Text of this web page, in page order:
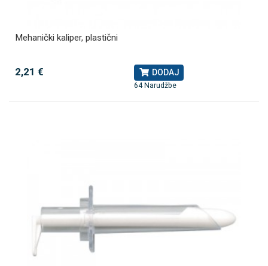
Mehanički kaliper, plastični
2,21 € DODAJ
64 Narudžbe